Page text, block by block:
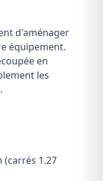
d'aménager
équipement.
en
les
(carrés 1.27